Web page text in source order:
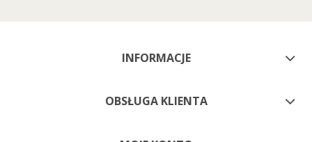
INFORMACJE
OBSŁUGA KLIENTA